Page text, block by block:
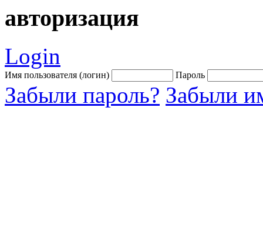
авторизация
Login
Имя пользователя (логин) Пароль
Забыли пароль? Забыли